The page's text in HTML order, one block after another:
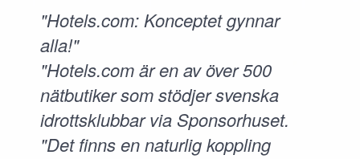
"Hotels.com: Konceptet gynnar
alla!"
"Hotels.com är en av över 500
nätbutiker som stödjer svenska
idrottsklubbar via Sponsorhuset.
"Det finns en naturlig koppling